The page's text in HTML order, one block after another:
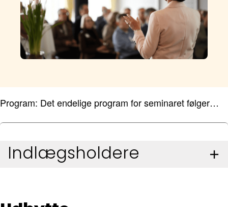
Program: Det endelige program for seminaret følger…
Indlægsholdere